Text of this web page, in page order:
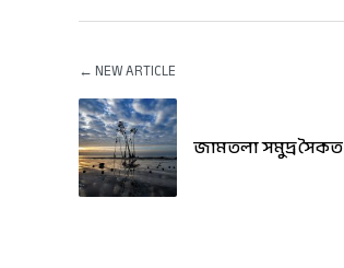
← NEW ARTICLE
জামতলা সমুদ্র সৈকত